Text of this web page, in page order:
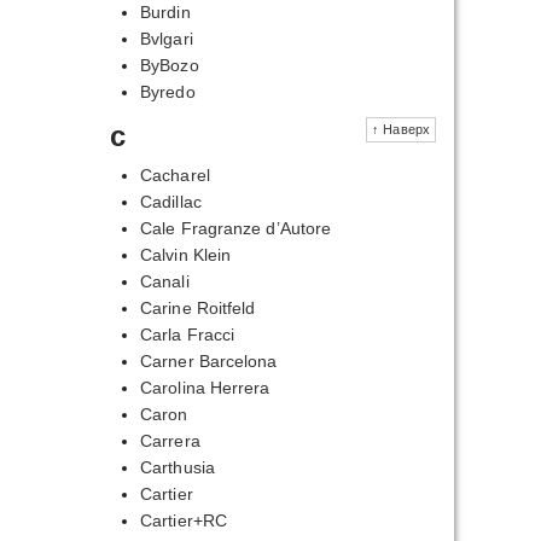
Burdin
Bvlgari
ByBozo
Byredo
↑ Наверх
c
Cacharel
Cadillac
Cale Fragranze d’Autore
Calvin Klein
Canali
Carine Roitfeld
Carla Fracci
Carner Barcelona
Carolina Herrera
Caron
Carrera
Carthusia
Cartier
Cartier+RC